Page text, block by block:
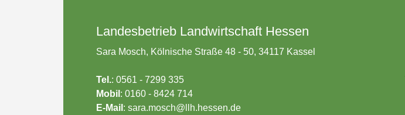
Landesbetrieb Landwirtschaft Hessen
Sara Mosch, Kölnische Straße 48 - 50, 34117 Kassel
Tel.: 0561 - 7299 335
Mobil : 0160 - 8424 714
E-Mail : sara.mosch@llh.hessen.de